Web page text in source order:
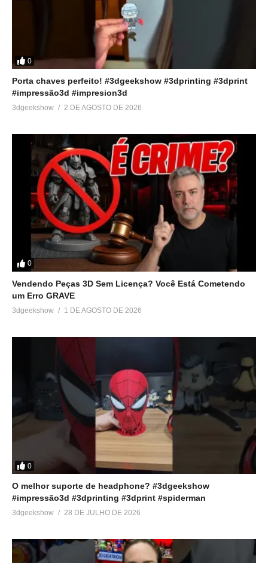
Imprimindo em 3D a espada
15 de julho de 2017
impressão 3D"
0
Porta chaves perfeito! #3dgeekshow #3dprinting #3dprint
#impressão3d #impresion3d
3dgeekshow 2 DE AGOSTO DE 2026
0
Vendendo Peças 3D Sem Licença? Você Está Cometendo
um Erro GRAVE
3dgeekshow 1 DE AGOSTO DE 2026
0
O melhor suporte de headphone? #3dgeekshow
#impressão3d #3dprinting #3dprint #spiderman
3dgeekshow 28 DE JULHO DE 2026